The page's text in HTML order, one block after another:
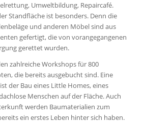
Umweltbildung, Repaircafé.
Standfläche ist besonders. Denn die
und anderen Möbel sind aus
gefertigt, die von vorangegangenen
gerettet wurden.
zahlreiche Workshops für 800
die bereits ausgebucht sind. Eine
der Bau eines Little Homes, eines
Menschen auf der Fläche. Auch
werden Baumaterialien zum
ein erstes Leben hinter sich haben.